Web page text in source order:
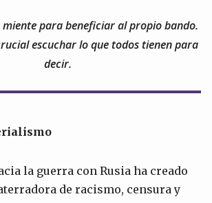
miente para beneficiar al propio bando.
escuchar lo que todos tienen para
decir.
la guerra con Rusia ha creado
de racismo, censura y